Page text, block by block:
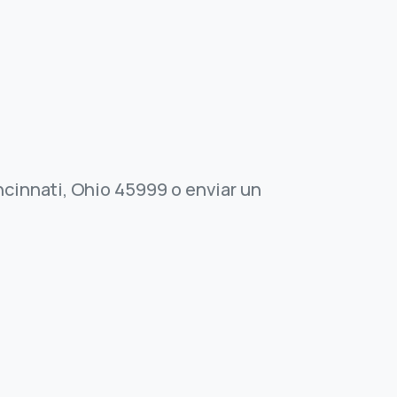
Ohio 45999 o enviar un